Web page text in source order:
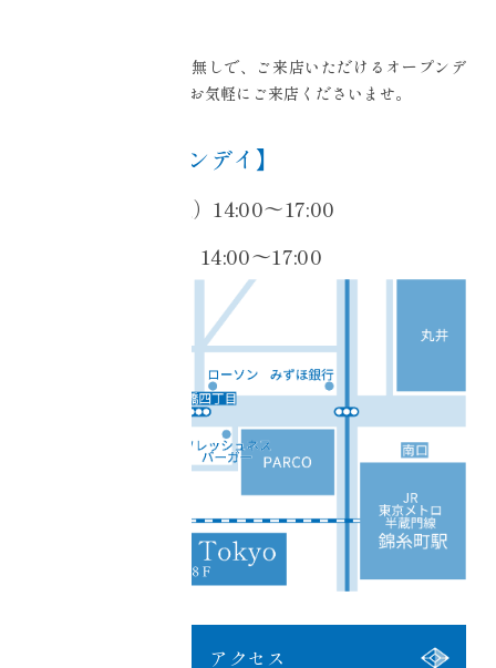
月に１〜２回、ご予約無しで、ご来店いただけるオープンデ
イを設けております。お気軽にご来店くださいませ。
【今月のオープンデイ】
■2026/6/23（火）14:00〜17:00
■2026/7/3（金）14:00〜17:00
アクセス